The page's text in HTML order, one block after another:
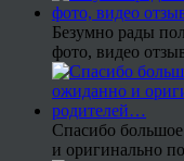
Безумно рады
фото, видео
Спасибо
и оригинально